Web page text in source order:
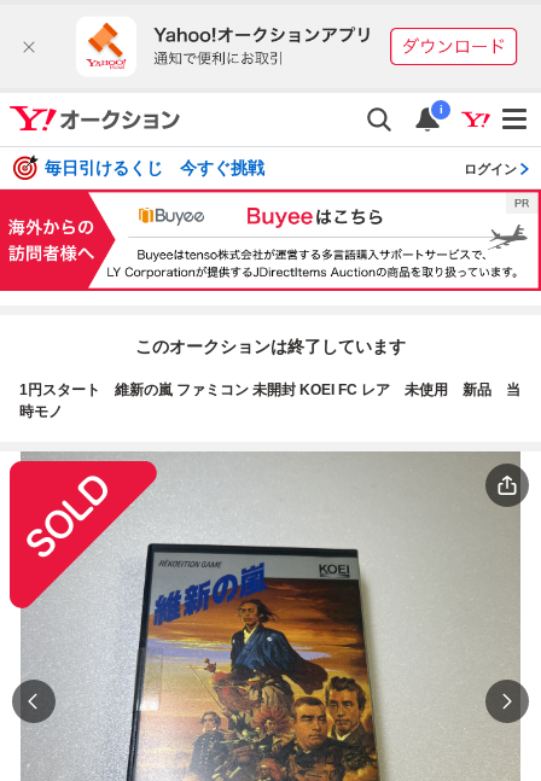
i
毎日引けるくじ 今すぐ挑戦 ログイン
このオークションは終了しています
1円スタート 維新の嵐 ファミコン 未開封 KOEI FC レア 未使用 新品 当
時モノ